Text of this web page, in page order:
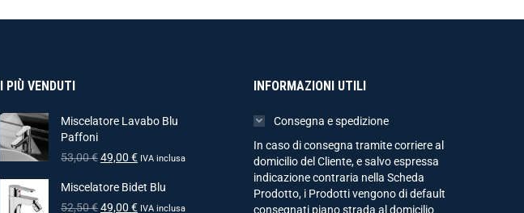
I PIÙ VENDUTI
Miscelatore Lavabo Blu
Paffoni
53,00€49,00 € IVA inclusa
Miscelatore Bidet Blu
52,50€49,00 € IVA inclusa
INFORMAZIONI UTILI
Consegna e spedizione
In caso di consegna tramite corriere al
domicilio del Cliente, e salvo espressa
indicazione contraria nella Scheda
Prodotto, i Prodotti vengono di default
consegnati piano strada al domicilio